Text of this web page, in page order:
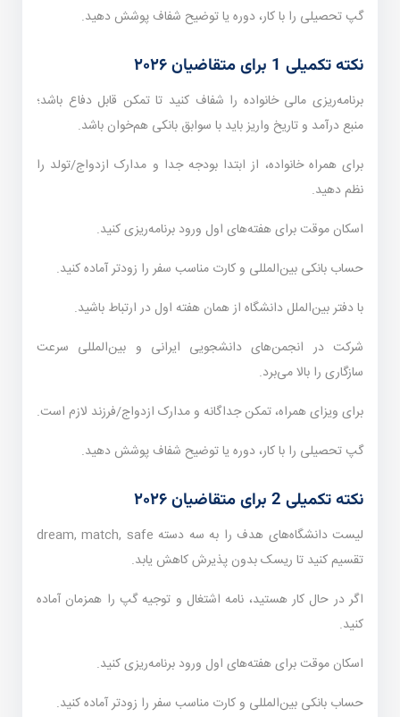
گپ تحصیلی را با کار، دوره یا توضیح شفاف پوشش دهید.
نکته تکمیلی 1 برای متقاضیان ۲۰۲۶
برنامه‌ریزی مالی خانواده را شفاف کنید تا تمکن قابل دفاع باشد؛
منبع درآمد و تاریخ واریز باید با سوابق بانکی هم‌خوان باشد.
برای همراه خانواده، از ابتدا بودجه جدا و مدارک ازدواج/تولد را
نظم دهید.
اسکان موقت برای هفته‌های اول ورود برنامه‌ریزی کنید.
حساب بانکی بین‌المللی و کارت مناسب سفر را زودتر آماده کنید.
با دفتر بین‌الملل دانشگاه از همان هفته اول در ارتباط باشید.
شرکت در انجمن‌های دانشجویی ایرانی و بین‌المللی سرعت
سازگاری را بالا می‌برد.
برای ویزای همراه، تمکن جداگانه و مدارک ازدواج/فرزند لازم است.
گپ تحصیلی را با کار، دوره یا توضیح شفاف پوشش دهید.
نکته تکمیلی 2 برای متقاضیان ۲۰۲۶
لیست دانشگاه‌های هدف را به سه دسته dream, match, safe
تقسیم کنید تا ریسک بدون پذیرش کاهش یابد.
اگر در حال کار هستید، نامه اشتغال و توجیه گپ را همزمان آماده
کنید.
اسکان موقت برای هفته‌های اول ورود برنامه‌ریزی کنید.
حساب بانکی بین‌المللی و کارت مناسب سفر را زودتر آماده کنید.